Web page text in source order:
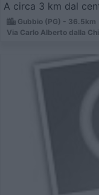
A circa 3 km dal
Gubbio (PG) - 36.5km
Via Carlo Alberto dalla